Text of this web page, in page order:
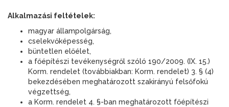
Alkalmazási feltételek:
magyar állampolgárság,
cselekvőképesség,
büntetlen előélet,
a főépítészi tevékenységről szóló 190/2009. (IX. 15.)
Korm. rendelet (továbbiakban: Korm. rendelet) 3. § (4)
bekezdésében meghatározott szakirányú felsőfokú
végzettség,
a Korm. rendelet 4. §-ban meghatározott főépítészi